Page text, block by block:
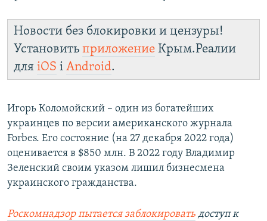
Новости без блокировки и цензуры!
Установить приложение Крым.Реалии
для iOS і Android.
Игорь Коломойский – один из богатейших
украинцев по версии американского журнала
Forbes. Его состояние (на 27 декабря 2022 года)
оценивается в $850 млн. В 2022 году Владимир
Зеленский своим указом лишил бизнесмена
украинского гражданства.
Роскомнадзор пытается заблокировать доступ к